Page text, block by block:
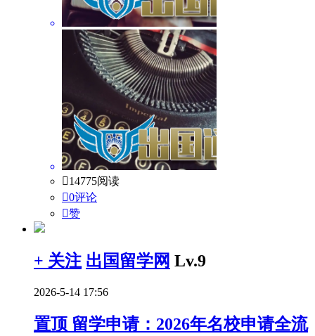
14775阅读
0评论
赞
+ 关注 出国留学网 Lv.9
2026-5-14 17:56
置顶 留学申请：2026年名校申请全流